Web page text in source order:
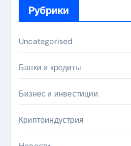
Рубрики
Uncategorised
Банки и кредиты
Бизнес и инвестиции
Криптоиндустрия